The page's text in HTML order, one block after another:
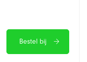
Bestel bij